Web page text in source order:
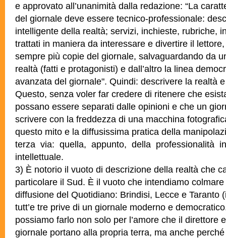
e approvato all’unanimità dalla redazione: “La
del giornale deve essere tecnico-professionale:
intelligente della realtà; servizi, inchieste, rubriche,
trattati in maniera da interessare e divertire il
sempre più copie del giornale, salvaguardando da
realtà (fatti e protagonisti) e dall’altro la linea
avanzata del giornale". Quindi: descrivere la realtà
Questo, senza voler far credere di ritenere che
possano essere separati dalle opinioni e che un
scrivere con la freddezza di una macchina
questo mito e la diffusissima pratica della
terza via: quella, appunto, della professionalità
intellettuale.
3) È notorio il vuoto di descrizione della realtà che
particolare il Sud. È il vuoto che intendiamo
diffusione del Quotidiano: Brindisi, Lecce e Taranto
tutt’e tre prive di un giornale moderno e
possiamo farlo non solo per l’amore che il direttore
giornale portano alla propria terra, ma anche